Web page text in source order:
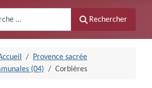
Rechercher
Provence sacrée
(04)
Corbières